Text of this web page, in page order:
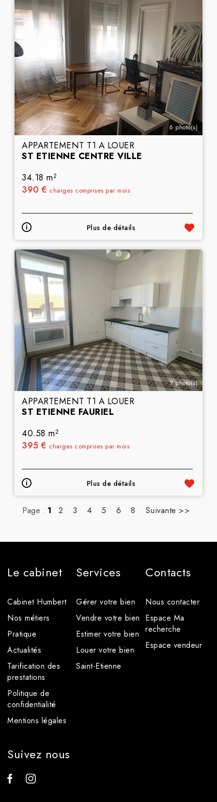
6 photo(s)
APPARTEMENT T1 A LOUER
ST ETIENNE CENTRE VILLE
34.18 m2
390 € charges comprises par mois
Plus de détails
7 photo(s)
APPARTEMENT T1 A LOUER
ST ETIENNE FAURIEL
40.58 m2
395 € charges comprises par mois
Plus de détails
Page : 1 2 3 4 5 6 8 Suivante >>
Le cabinet
Cabinet Humbert
Nos métiers
Pratique
Actualités
Tarification des
prestations
Politique de
confidentialité
Mentions légales
Services
Gérer votre bien
Vendre votre bien
Estimer votre bien
Louer votre bien
Saint-Etienne
Contacts
Nous contacter
Espace Ma
recherche
Espace vendeur
Suivez nous